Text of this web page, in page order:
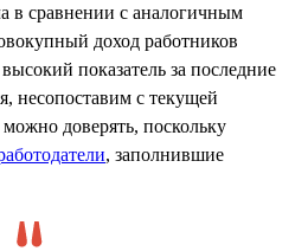
в сравнении с аналогичным
доход работников
показатель за последние
несопоставим с текущей
доверять, поскольку
, заполнившие